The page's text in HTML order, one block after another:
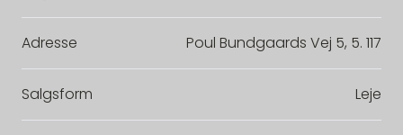
Adresse Poul Bundgaards Vej 5, 5. 117
Salgsform Leje